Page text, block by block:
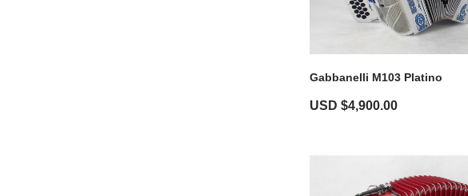
Gabbanelli M103 Platino
USD $4,900.00